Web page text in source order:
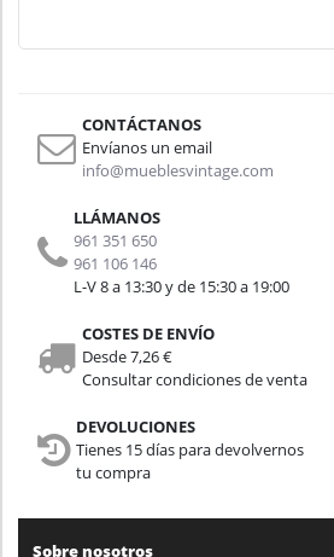
CONTÁCTANOS
Envíanos un email
info@mueblesvintage.com
LLÁMANOS
961 351 650
961 106 146
L-V 8 a 13:30 y de 15:30 a 19:00
COSTES DE ENVÍO
Desde 7,26 €
Consultar condiciones de venta
DEVOLUCIONES
Tienes 15 días para devolvernos
tu compra
Sobre nosotros